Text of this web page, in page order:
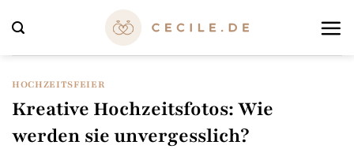
Inhalt
springen
HOCHZEITSFEIER
Kreative Hochzeitsfotos: Wie
werden sie unvergesslich?